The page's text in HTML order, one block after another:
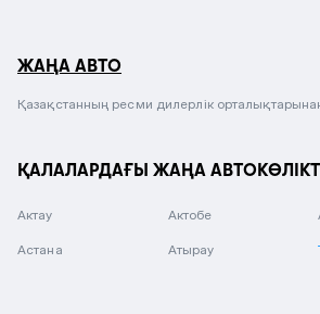
ЖАҢА АВТО
Қазақстанның ресми дилерлік
ҚАЛАЛАРДАҒЫ ЖАҢА
Актау Актобе
Астана Атырау